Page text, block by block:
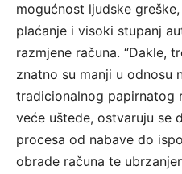
mogućnost ljudske
plaćanje i visoki stupanj
razmjene računa. “Dakle,
znatno su manji u odnosu
tradicionalnog papirnatog
veće uštede, ostvaruju se
procesa od nabave do
obrade računa te